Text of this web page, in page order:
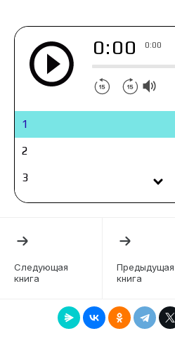
0:00 0:00
1
2
3
4
7
Следующая
книга
Предыдущая
книга